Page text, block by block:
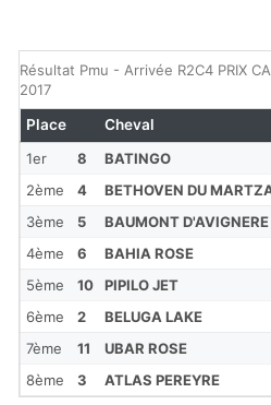
Résultat Pmu - Arrivée R2C4 PRIX
2017
1er 8 BATINGO
2ème
4 BETHOVEN DU
3ème
5 BAUMONT D'AVIGNERE
4ème
6 BAHIA ROSE
5ème
10 PIPILO JET
6ème
2 BELUGA LAKE
7ème
11 UBAR ROSE
8ème
3 ATLAS PEREYRE
Place Cheval